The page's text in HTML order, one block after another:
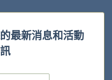
最新消息和活動